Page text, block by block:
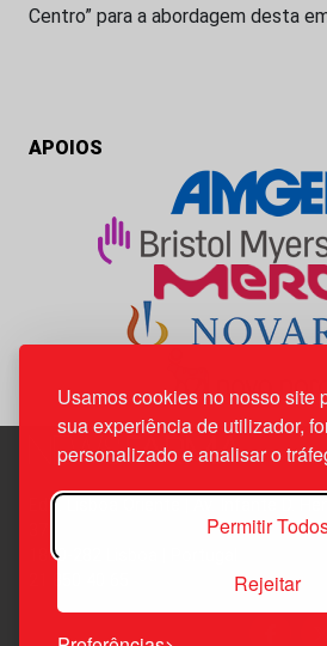
Usamos cookies no nosso site
sua experiência de utilizador,
personalizado e analisar o
Permitir
Rejeitar
Centro” para a abordagem desta
APOIOS
Edif. Lisboa Oriente | Av. Infante D.
1800-282 Lisboa | Portugal